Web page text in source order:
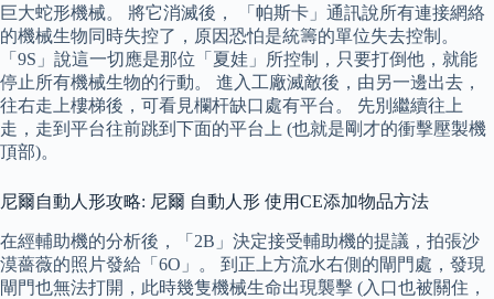
巨大蛇形機械。 將它消滅後， 「帕斯卡」通訊說所有連接網絡
的機械生物同時失控了，原因恐怕是統籌的單位失去控制。
「9S」說這一切應是那位「夏娃」所控制，只要打倒他，就能
停止所有機械生物的行動。 進入工廠滅敵後，由另一邊出去，
往右走上樓梯後，可看見欄杆缺口處有平台。 先別繼續往上
走，走到平台往前跳到下面的平台上 (也就是剛才的衝擊壓製機
頂部)。
尼爾自動人形攻略: 尼爾 自動人形 使用CE添加物品方法
在經輔助機的分析後，「2B」決定接受輔助機的提議，拍張沙
漠薔薇的照片發給「6O」。 到正上方流水右側的閘門處，發現
閘門也無法打開，此時幾隻機械生命出現襲擊 (入口也被關住，